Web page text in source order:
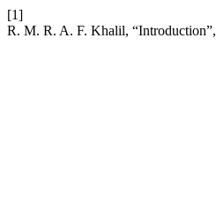
[1]
R. M. R. A. F. Khalil, “Introduction”,